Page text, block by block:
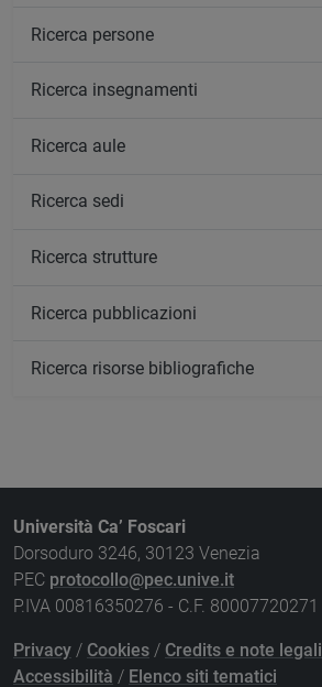
Ricerca persone
Ricerca insegnamenti
Ricerca aule
Ricerca sedi
Ricerca strutture
Ricerca pubblicazioni
Ricerca risorse bibliografiche
Università Ca’ Foscari
Dorsoduro 3246, 30123 Venezia
PEC protocollo@pec.unive.it
P.IVA 00816350276 - C.F. 80007720271
Privacy / Cookies / Credits e note legali
Accessibilità / Elenco siti tematici